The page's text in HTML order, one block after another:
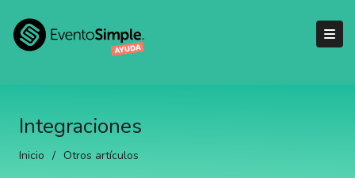
Integraciones
Inicio / Otros artículos